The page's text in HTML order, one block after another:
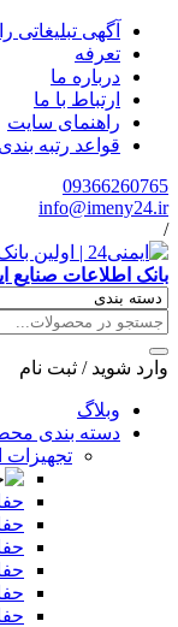
آگهی تبلیغاتی
تعرفه
درباره ما
ارتباط با ما
راهنمای سایت
قواعد رتبه بندی
09366260765
info@imeny24.ir
/
بانک اطلاعات صنایع
وارد شوید / ثبت نام
وبلاگ
دسته بندی